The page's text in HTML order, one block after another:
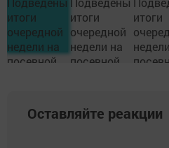
Оставляйте реакции